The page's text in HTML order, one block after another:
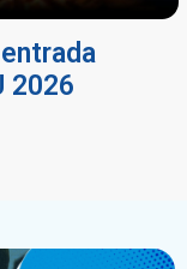
2026